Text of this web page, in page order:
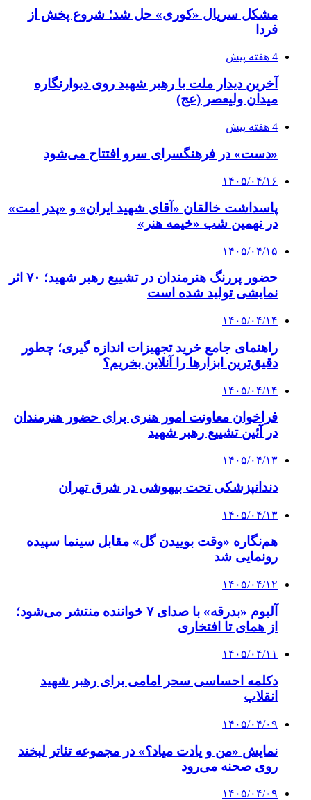
مشکل سریال «کوری» حل شد؛ شروع پخش از
فردا
4 هفته پیش
آخرین دیدار ملت با رهبر شهید روی دیوارنگاره
میدان ولیعصر (عج)
4 هفته پیش
«دست» در فرهنگسرای سرو افتتاح می‌شود
۱۴۰۵/۰۴/۱۶
پاسداشت خالقان «آقای شهید ایران» و «پدر امت»
در نهمین شب «خیمه هنر»
۱۴۰۵/۰۴/۱۵
حضور پررنگ هنرمندان در تشییع رهبر شهید؛ ۷۰ اثر
نمایشی تولید شده است
۱۴۰۵/۰۴/۱۴
راهنمای جامع خرید تجهیزات اندازه گیری؛ چطور
دقیق‌ترین ابزارها را آنلاین بخریم؟
۱۴۰۵/۰۴/۱۴
فراخوان معاونت امور هنری برای حضور هنرمندان
در آئین تشییع رهبر شهید
۱۴۰۵/۰۴/۱۳
دندانپزشکی تحت بیهوشی در شرق تهران
۱۴۰۵/۰۴/۱۳
هم‌نگاره «وقت بوییدن گل» مقابل سینما سپیده
رونمایی شد
۱۴۰۵/۰۴/۱۲
آلبوم «بدرقه» با صدای ۷ خواننده منتشر می‌شود؛
از همای تا افتخاری
۱۴۰۵/۰۴/۱۱
دکلمه‌ احساسی سحر امامی برای رهبر شهید
انقلاب
۱۴۰۵/۰۴/۰۹
نمایش «من و یادت میاد؟» در مجموعه تئاتر لبخند
روی صحنه می‌رود
۱۴۰۵/۰۴/۰۹